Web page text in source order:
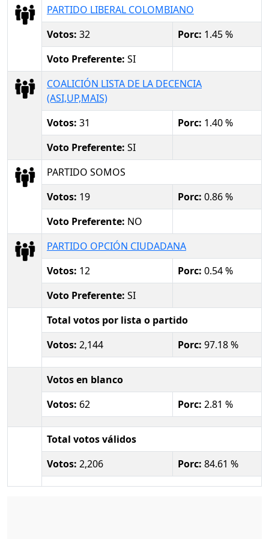
PARTIDO LIBERAL COLOMBIANO
Votos: 32 Porc: 1.45 %
Voto Preferente: SI
COALICIÓN LISTA DE LA DECENCIA
(ASI,UP,MAIS)
Votos: 31 Porc: 1.40 %
Voto Preferente: SI
PARTIDO SOMOS
Votos: 19 Porc: 0.86 %
Voto Preferente: NO
PARTIDO OPCIÓN CIUDADANA
Votos: 12 Porc: 0.54 %
Voto Preferente: SI
Total votos por lista o partido
Votos: 2,144 Porc: 97.18 %
Votos en blanco
Votos: 62 Porc: 2.81 %
Total votos válidos
Votos: 2,206 Porc: 84.61 %